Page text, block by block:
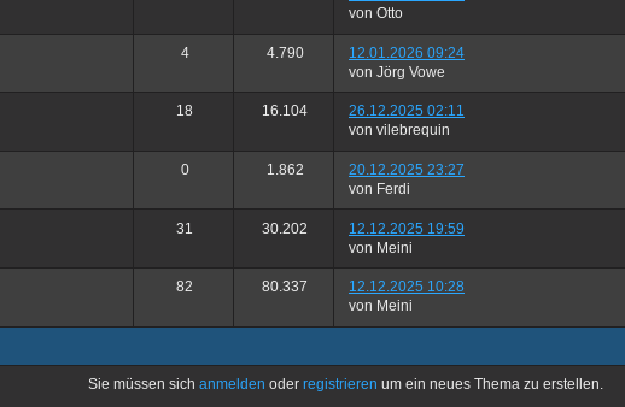
von Otto
4 4.790
12.01.2026 09:24
von Jörg Vowe
18 16.104
26.12.2025 02:11
von vilebrequin
0 1.862
20.12.2025 23:27
von Ferdi
31 30.202
12.12.2025 19:59
von Meini
82 80.337
12.12.2025 10:28
von Meini
Sie müssen sich anmelden oder registrieren um ein neues Thema zu erstellen.